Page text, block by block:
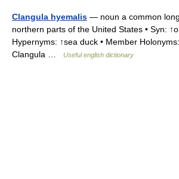
Clangula hyemalis — noun a common
northern parts of the United States • Syn:
Hypernyms: ↑sea duck • Member
Clangula …
Useful english dictionary